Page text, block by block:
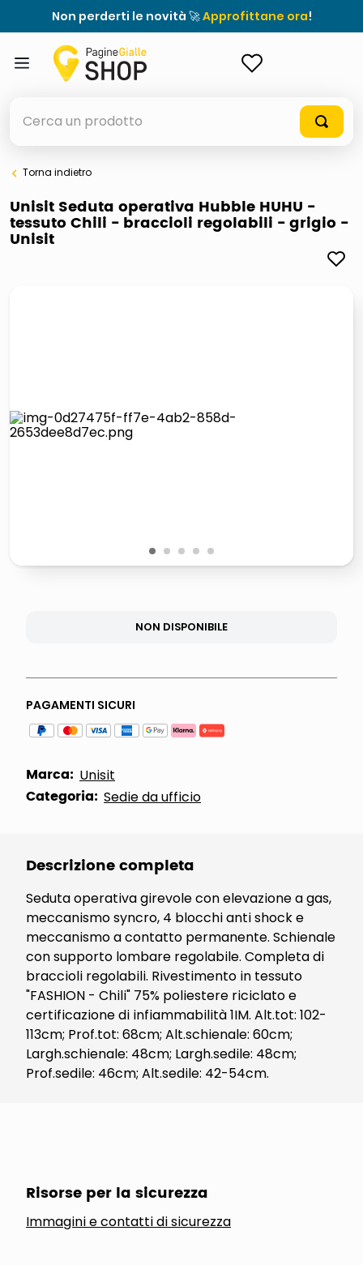
Non perderti le novità 🚀Approfittane ora!
elenchi telefonici
meme
pattumiera raccolta differenziata
Torna indietro
Unisit Seduta operativa Hubble HUHU -
tessuto Chili - braccioli regolabili - grigio -
Unisit
1 2 3 4 5
NON DISPONIBILE
PAGAMENTI SICURI
Marca: Unisit
Categoria: Sedie da ufficio
Descrizione completa
Seduta operativa girevole con elevazione a gas,
meccanismo syncro, 4 blocchi anti shock e
meccanismo a contatto permanente. Schienale
con supporto lombare regolabile. Completa di
braccioli regolabili. Rivestimento in tessuto
"FASHION - Chili" 75% poliestere riciclato e
certificazione di infiammabilità 1IM. Alt.tot: 102-
113cm; Prof.tot: 68cm; Alt.schienale: 60cm;
Largh.schienale: 48cm; Largh.sedile: 48cm;
Prof.sedile: 46cm; Alt.sedile: 42-54cm.
Risorse per la sicurezza
Immagini e contatti di sicurezza